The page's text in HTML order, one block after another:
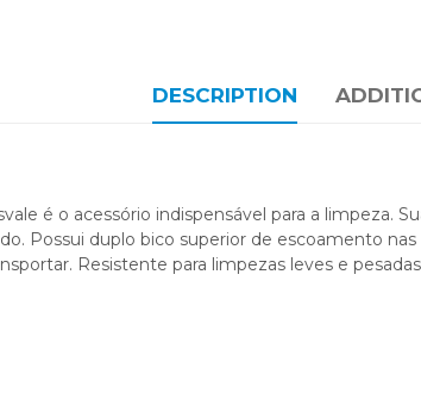
DESCRIPTION
é o acessório indispensável para a limpeza.
Possui duplo bico superior de escoamento
Resistente para limpezas leves e